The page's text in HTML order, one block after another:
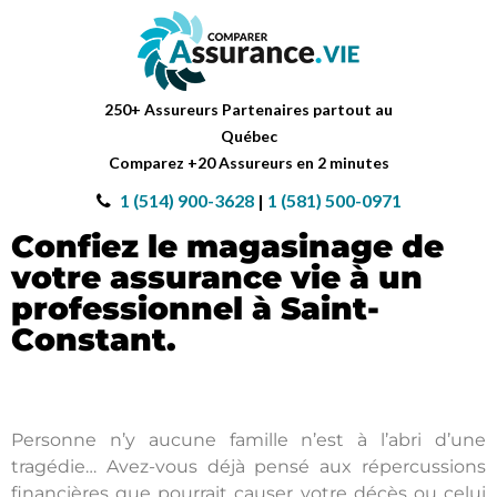
250+ Assureurs Partenaires partout au
Québec
Comparez +20 Assureurs en 2 minutes
1 (514) 900-3628| 1 (581) 500-0971
Confiez le magasinage de
votre assurance vie à un
professionnel à Saint-
Constant.
Personne n’y aucune famille n’est à l’abri d’une
tragédie… Avez-vous déjà pensé aux répercussions